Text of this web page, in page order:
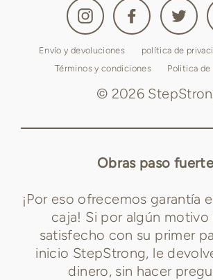
Instagram Facebook Twitter
Envío y devoluciones política de
Términos y condiciones
Politica de
© 2026
Obras paso fuerte
¡Por eso ofrecemos garantía
caja! Si por algún motivo
satisfecho con su primer
inicio StepStrong, le
dinero, sin hacer